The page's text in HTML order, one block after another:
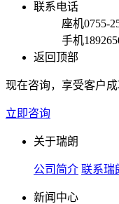
联系电话
座机0755-
手机
返回顶部
现在咨询，享受客户
立即咨询
关于瑞朗
公司简介 联系瑞
新闻中心